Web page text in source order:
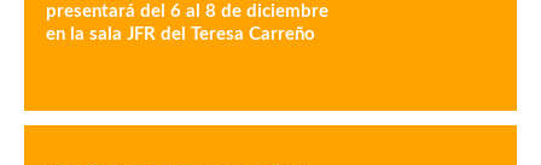
presentará del 6 al 8 de diciembre
en la sala JFR del Teresa Carreño